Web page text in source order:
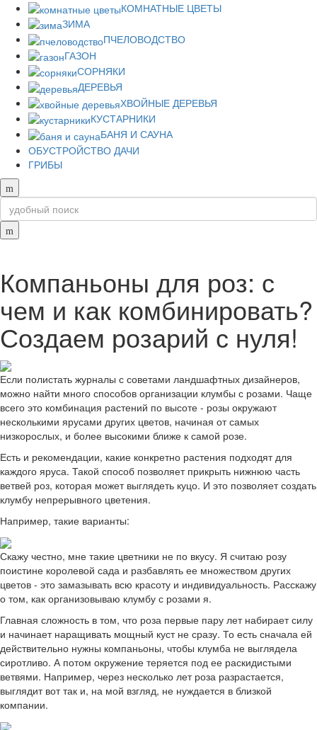
КОМНАТНЫЕ ЦВЕТЫ
ЗИМА
ПЧЕЛОВОДСТВО
ГАЗОН
СОРНЯКИ
ДЕРЕВЬЯ
ХВОЙНЫЕ ДЕРЕВЬЯ
КУСТАРНИКИ
БАНЯ И САУНА
ОБУСТРОЙСТВО ДАЧИ
ГРИБЫ
Компаньоны для роз: с
чем и как комбинировать?
Создаем розарий с нуля!
Если полистать журналы с советами ландшафтных дизайнеров,
можно найти много способов организации клумбы с розами. Чаще
всего это комбинация растений по высоте - розы окружают
несколькими ярусами других цветов, начиная от самых
низкорослых, и более высокими ближе к самой розе.
Есть и рекомендации, какие конкретно растения подходят для
каждого яруса. Такой способ позволяет прикрыть нижнюю часть
ветвей роз, которая может выглядеть куцо. И это позволяет создать
клумбу непрерывного цветения.
Например, такие варианты:
Скажу честно, мне такие цветники не по вкусу. Я считаю розу
поистине королевой сада и разбавлять ее множеством других
цветов - это замазывать всю красоту и индивидуальность. Расскажу
о том, как организовываю клумбу с розами я.
Главная сложность в том, что роза первые пару лет набирает силу
и начинает наращивать мощный куст не сразу. То есть сначала ей
действительно нужны компаньоны, чтобы клумба не выглядела
сиротливо. А потом окружение теряется под ее раскидистыми
ветвями. Например, через несколько лет роза разрастается,
выглядит вот так и, на мой взгляд, не нуждается в близкой
компании.